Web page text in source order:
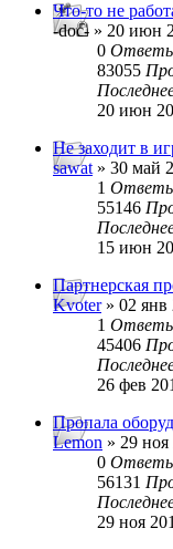
Что-то не
-doc- » 20 июн
0
83055
20 июн
Не заходит в
sawat » 30 май
1
55146
15 июн
Партнерская
Kvoter» 02 янв
1
45406
26 фев
Пропала
Lemon » 29
0
56131
29 ноя